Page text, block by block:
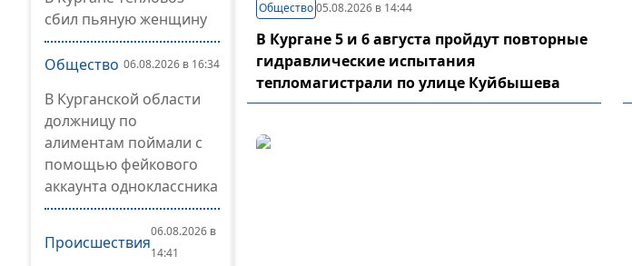
сбил пьяную женщину
Общество 06.08.2026 в 16:34
В Курганской области
должницу по
алиментам поймали с
помощью фейкового
аккаунта одноклассника
Происшествия
06.08.2026 в
14:41
Общество05.08.2026 в 14:44
В Кургане 5 и 6 августа пройдут повторные
гидравлические испытания
тепломагистрали по улице Куйбышева